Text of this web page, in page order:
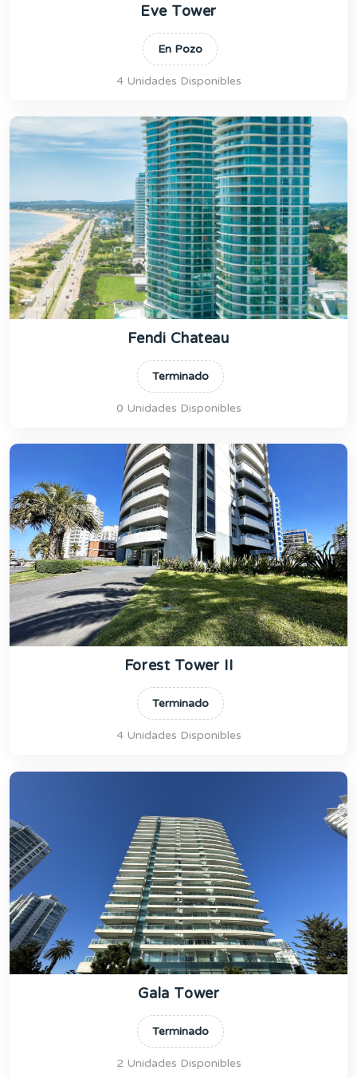
Eve Tower
En Pozo
4 Unidades Disponibles
Fendi Chateau
Terminado
0 Unidades Disponibles
Forest Tower II
Terminado
4 Unidades Disponibles
Gala Tower
Terminado
2 Unidades Disponibles